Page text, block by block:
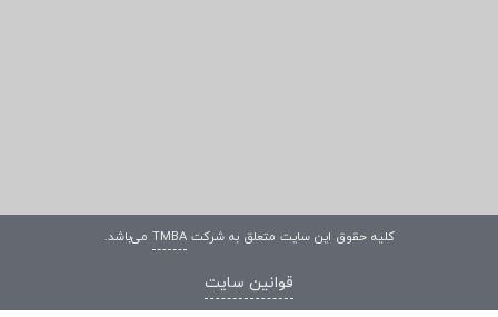
کلیه حقوق این سایت متعلق به شرکتTMBA می‌باشد.
قوانین سایت